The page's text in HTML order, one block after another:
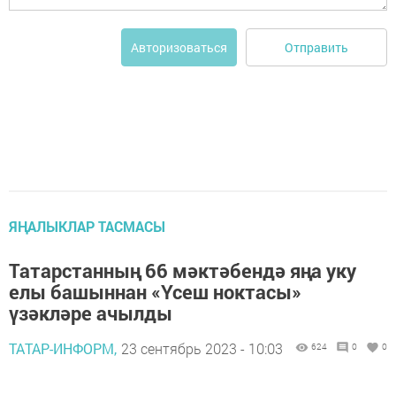
Авторизоваться Отправить
ЯҢАЛЫКЛАР ТАСМАСЫ
Татарстанның 66 мәктәбендә яңа уку
елы башыннан «Үсеш ноктасы»
үзәкләре ачылды
ТАТАР-ИНФОРМ, 23 сентябрь 2023 - 10:03 624 0 0